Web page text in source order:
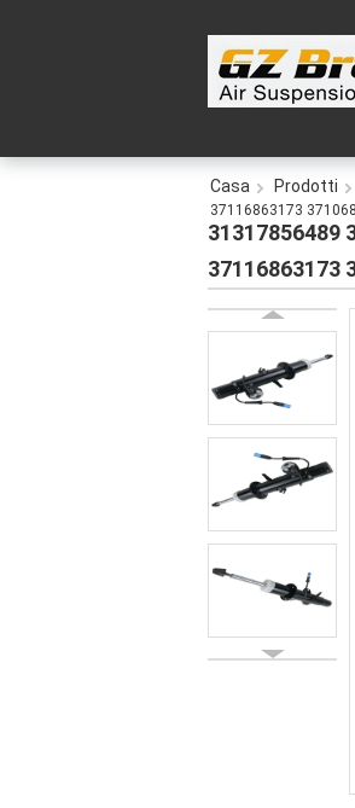
Casa Prodotti
37116863173
31317856489
37116863173